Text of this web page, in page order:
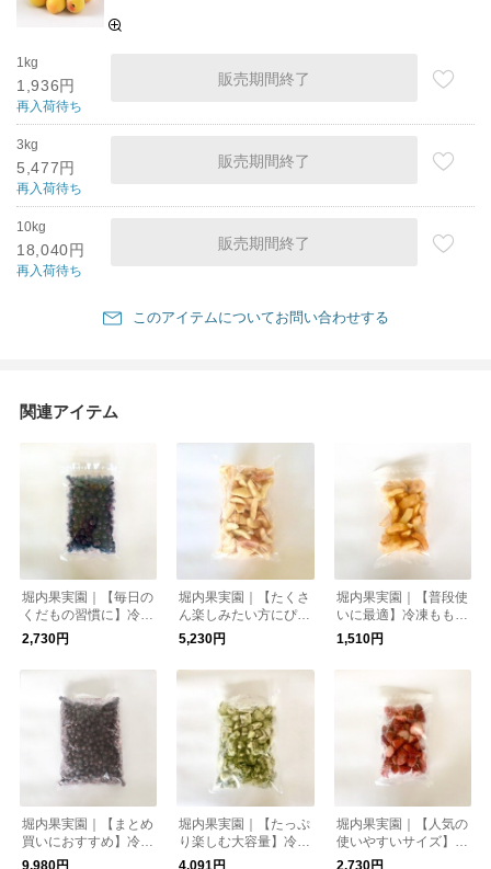
1kg
1,936円
再入荷待ち
販売期間終了
3kg
5,477円
再入荷待ち
販売期間終了
10kg
18,040円
再入荷待ち
販売期間終了
このアイテムについてお問い合わせする
関連アイテム
堀内果実園｜【毎日の
くだもの習慣に】冷凍
ブルーベリー 500g
2,730円
堀内果実園｜【たくさ
ん楽しみたい方にぴっ
たり】冷凍もも 2kg
5,230円
堀内果実園｜【普段使
いに最適】冷凍もも 5
00g
1,510円
堀内果実園｜【まとめ
買いにおすすめ】冷凍
ブルーベリー 2kg
堀内果実園｜【たっぷ
り楽しむ大容量】冷凍
キウイ 2kg
堀内果実園｜【人気の
使いやすいサイズ】冷
凍いちご(古都華) 500